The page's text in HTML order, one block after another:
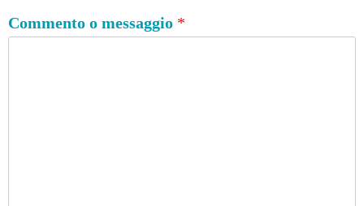
Commento o messaggio *